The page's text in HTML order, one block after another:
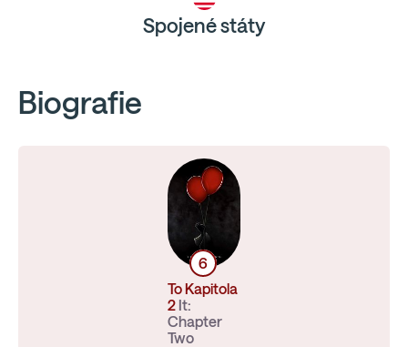
Spojené státy
Biografie
6
To Kapitola
2 It:
Chapter
Two